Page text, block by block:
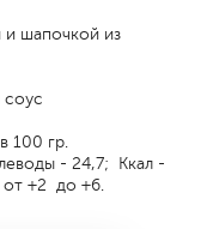
и шапочкой из
соус
100 гр.
- 24,7; Ккал -
+2 до +6.